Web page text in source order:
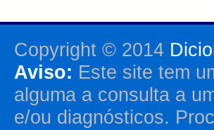
Copyright © 2014
Aviso: Este site tem
alguma a consulta a
e/ou diagnósticos.